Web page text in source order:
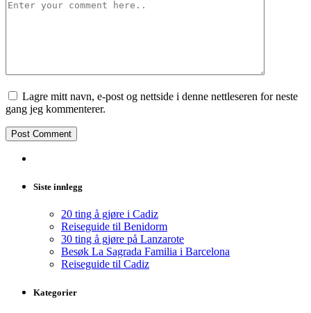
Lagre mitt navn, e-post og nettside i denne nettleseren for neste
gang jeg kommenterer.
Siste innlegg
20 ting å gjøre i Cadiz
Reiseguide til Benidorm
30 ting å gjøre på Lanzarote
Besøk La Sagrada Familia i Barcelona
Reiseguide til Cadiz
Kategorier